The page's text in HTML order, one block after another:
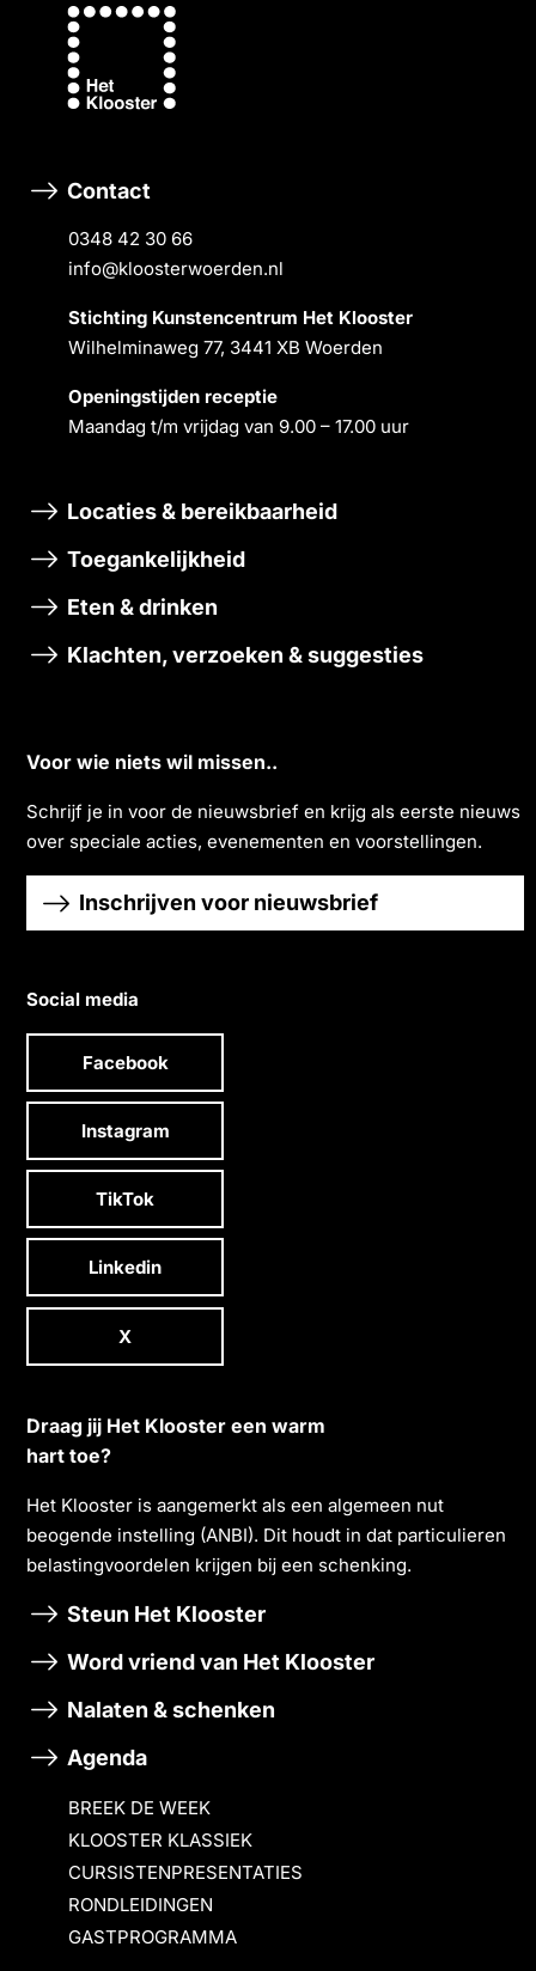
Contact
0348 42 30 66
info@kloosterwoerden.nl
Stichting Kunstencentrum Het Klooster
Wilhelminaweg 77, 3441 XB Woerden
Openingstĳden receptie
Maandag t/m vrĳdag van 9.00 – 17.00 uur
Locaties & bereikbaarheid
Toegankelijkheid
Eten & drinken
Klachten, verzoeken & suggesties
Voor wie niets wil missen..
Schrĳf je in voor de nieuwsbrief en krĳg als eerste nieuws
over speciale acties, evenementen en voorstellingen.
Inschrijven voor nieuwsbrief
Social media
Facebook
Instagram
TikTok
Linkedin
X
Draag jij Het Klooster een warm
hart toe?
Het Klooster is aangemerkt als een algemeen nut
beogende instelling (ANBI). Dit houdt in dat particulieren
belastingvoordelen krĳgen bĳ een schenking.
Steun Het Klooster
Word vriend van Het Klooster
Nalaten & schenken
Agenda
BREEK DE WEEK
KLOOSTER KLASSIEK
CURSISTENPRESENTATIES
RONDLEIDINGEN
GASTPROGRAMMA